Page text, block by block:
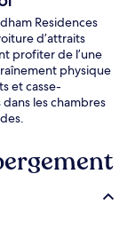
Residences
d’attraits
profiter de l’une
physique
et casse-
les chambres